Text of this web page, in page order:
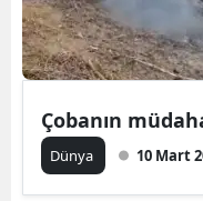
Çobanın
Dünya 10 Mart